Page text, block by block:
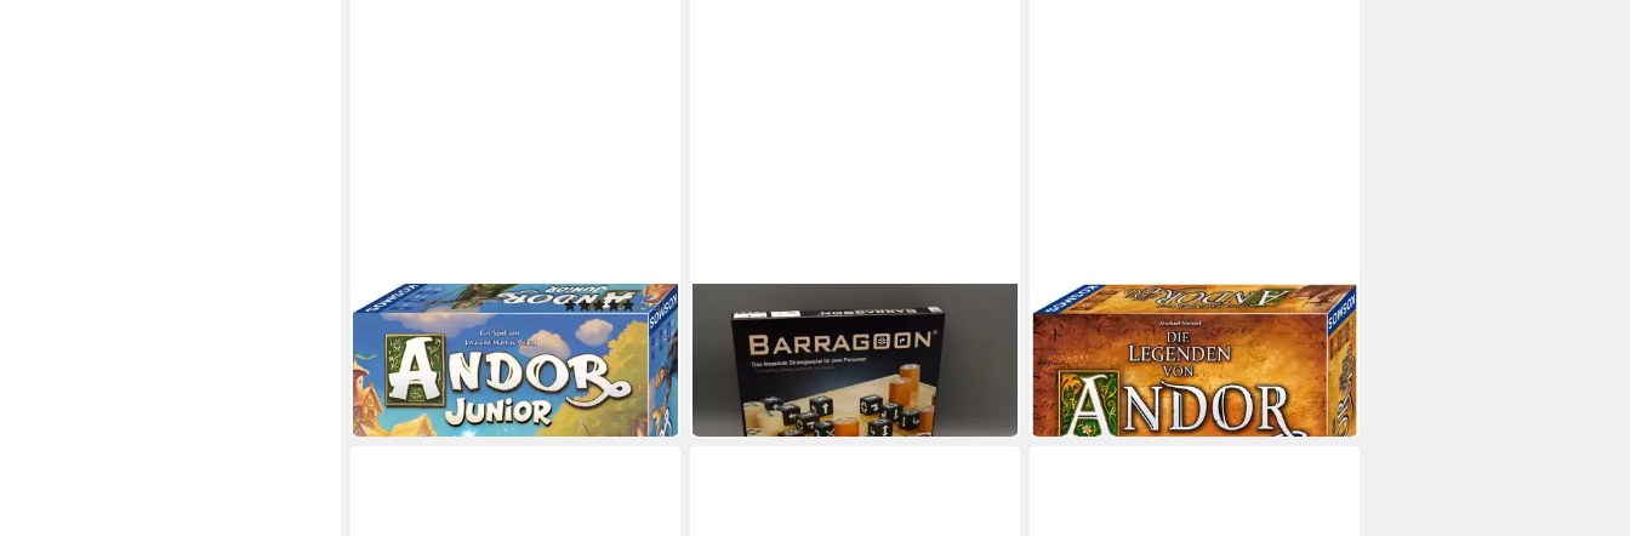
KOSMOS
Spiel Andor Junior
(16)
ab 24,98 € UVP29,99 €
-17%
in 1-2 Werktagen bei dir
Spiel BARRAGOON - strategisches
Brettspiel
in 3-4 Werktagen bei dir
KOSMOS
Spiel Die Legenden von Andor - Das
ferne Land
ab 47,24 €
in 1-2 Werktagen bei dir